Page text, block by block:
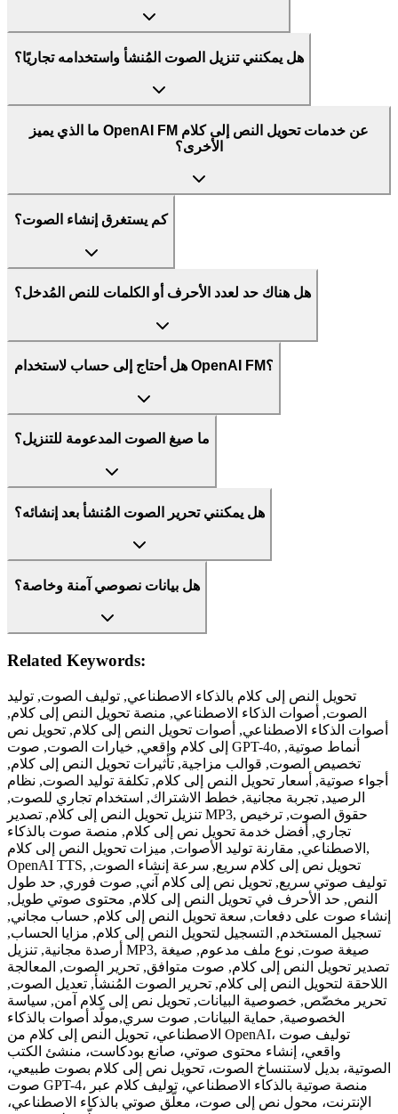
هل يمكنني تنزيل الصوت المُنشأ واستخدامه تجاريًا؟
ما الذي يميز OpenAI FM عن خدمات تحويل النص إلى كلام
الأخرى؟
كم يستغرق إنشاء الصوت؟
هل هناك حد لعدد الأحرف أو الكلمات للنص المُدخل؟
هل أحتاج إلى حساب لاستخدام OpenAI FM؟
ما صيغ الصوت المدعومة للتنزيل؟
هل يمكنني تحرير الصوت المُنشأ بعد إنشائه؟
هل بيانات نصوصي آمنة وخاصة؟
Related Keywords:
تحويل النص إلى كلام بالذكاء الاصطناعي, توليف الصوت, توليد
الصوت, أصوات الذكاء الاصطناعي, منصة تحويل النص إلى كلام,
أصوات الذكاء الاصطناعي, أصوات تحويل النص إلى كلام, تحويل نص
إلى كلام واقعي, خيارات الصوت, صوت GPT-4o, أنماط صوتية,
تخصيص الصوت, قوالب مزاجية, تأثيرات تحويل النص إلى كلام,
أجواء صوتية, أسعار تحويل النص إلى كلام, تكلفة توليد الصوت, نظام
الرصيد, تجربة مجانية, خطط الاشتراك, استخدام تجاري للصوت,
تنزيل تحويل النص إلى كلام, تصدير MP3, حقوق الصوت, ترخيص
تجاري, أفضل خدمة تحويل نص إلى كلام, منصة صوت بالذكاء
الاصطناعي, مقارنة توليد الأصوات, ميزات تحويل النص إلى كلام,
OpenAI TTS, تحويل نص إلى كلام سريع, سرعة إنشاء الصوت,
توليف صوتي سريع, تحويل نص إلى كلام آني, صوت فوري, حد طول
النص, حد الأحرف في تحويل النص إلى كلام, محتوى صوتي طويل,
إنشاء صوت على دفعات, سعة تحويل النص إلى كلام, حساب مجاني,
تسجيل المستخدم, التسجيل لتحويل النص إلى كلام, مزايا الحساب,
أرصدة مجانية, تنزيل MP3, صيغة صوت, نوع ملف مدعوم, صيغة
تصدير تحويل النص إلى كلام, صوت متوافق, تحرير الصوت, المعالجة
اللاحقة لتحويل النص إلى كلام, تحرير الصوت المُنشأ, تعديل الصوت,
تحرير مخصّص, خصوصية البيانات, تحويل نص إلى كلام آمن, سياسة
الخصوصية, حماية البيانات, صوت سري,مولّد أصوات بالذكاء
الاصطناعي، تحويل النص إلى كلام من OpenAI، توليف صوت
واقعي، إنشاء محتوى صوتي، صانع بودكاست، منشئ الكتب
الصوتية، بديل لاستنساخ الصوت، تحويل نص إلى كلام بصوت طبيعي،
صوت GPT-4، منصة صوتية بالذكاء الاصطناعي، توليف كلام عبر
الإنترنت، محول نص إلى صوت، معلّق صوتي بالذكاء الاصطناعي،